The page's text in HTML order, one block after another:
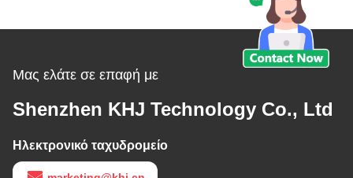
Μας ελάτε σε επαφή με
Shenzhen KHJ Technology Co., Ltd
Ηλεκτρονικό ταχυδρομείο